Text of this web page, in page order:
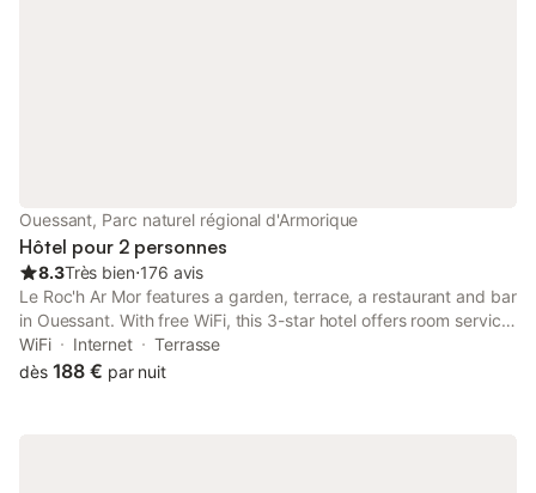
Ouessant, Parc naturel régional d'Armorique
Hôtel pour 2 personnes
8.3Très bien⋅176 avis
Le Roc'h Ar Mor features a garden, terrace, a restaurant and bar
in Ouessant. With free WiFi, this 3-star hotel offers room service.
Brest Bretagne Airport is 59 km away.
WiFi Internet
Terrasse
dès 188 € par nuit